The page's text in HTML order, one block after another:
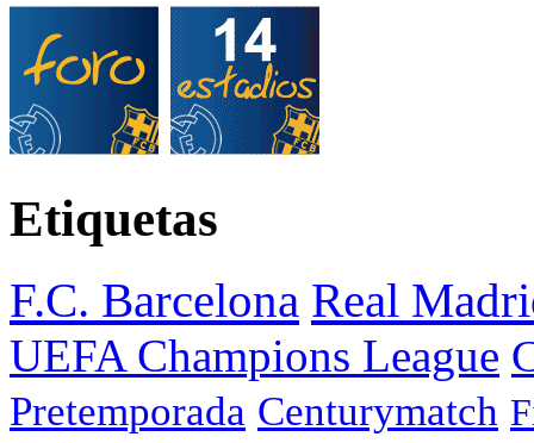
Etiquetas
F.C. Barcelona Real
UEFA Champions League
Pretemporada Centurymatch